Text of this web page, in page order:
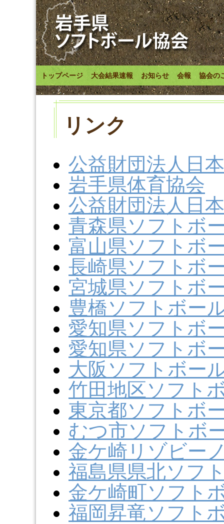
トップページ 大会結果速報 お知らせ 会報 協会の
リンク
公益財団法人日
岩手県体育協会
公益財団法人日
青森県ソフトボ
富山県ソフトボ
長崎県ソフトボ
宮城県ソフトボ
豊橋ソフトボー
愛知県ソフトボ
愛知県ソフトボ
大阪ソフトボー
竹田地区ソフト
東京都ソフトボ
むつ市ソフトボ
金ケ崎リゾビー
福島県県北ソフ
金ケ崎町ソフト
福岡昇竜ソフト